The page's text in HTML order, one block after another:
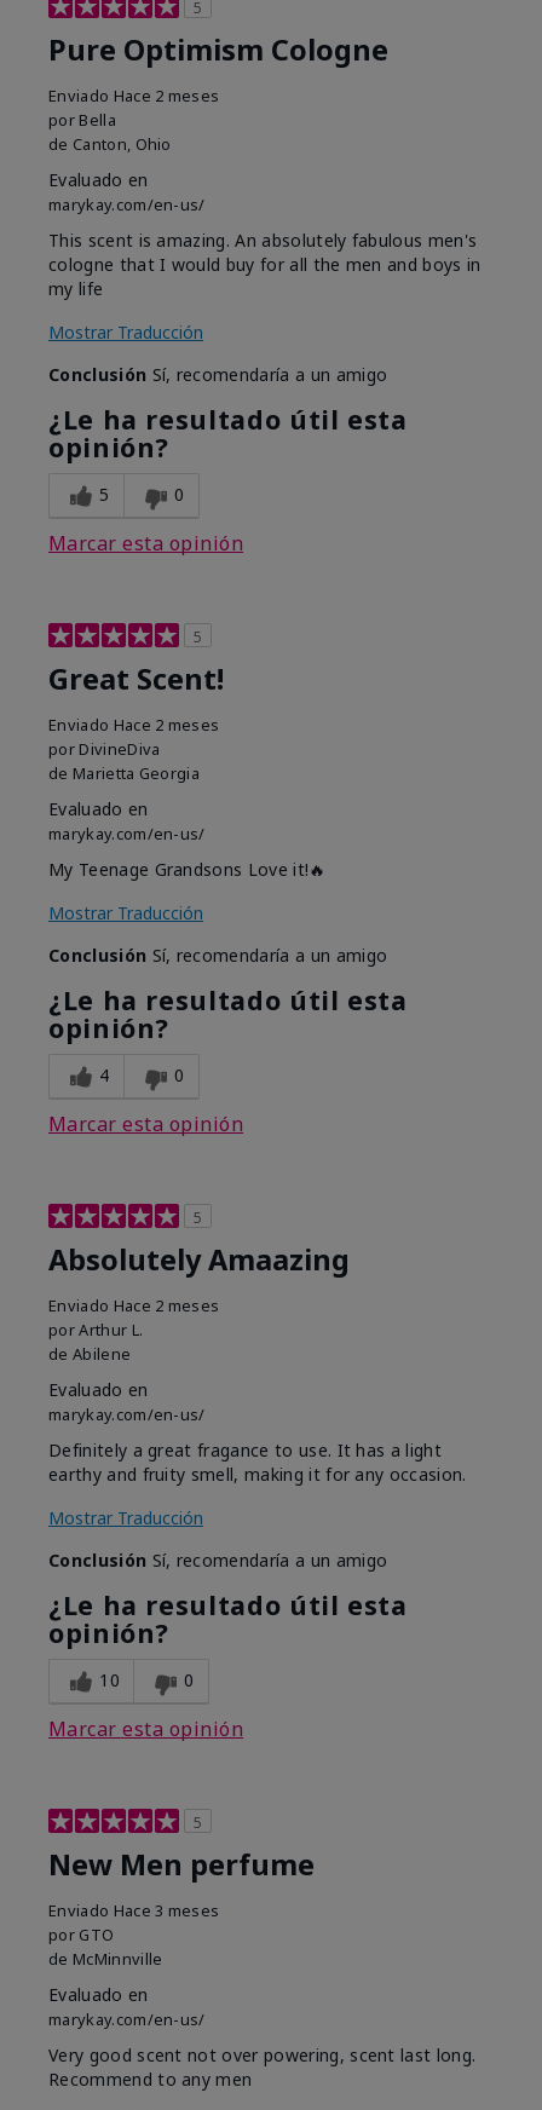
5
Pure Optimism Cologne
Enviado Hace 2 meses
por Bella
de Canton, Ohio
Evaluado en
marykay.com/en-us/
This scent is amazing. An absolutely fabulous men's
cologne that I would buy for all the men and boys in
my life
Mostrar Traducción
Conclusión Sí, recomendaría a un amigo
¿Le ha resultado útil esta
opinión?
5 0
Marcar esta opinión
5
Great Scent!
Enviado Hace 2 meses
por DivineDiva
de Marietta Georgia
Evaluado en
marykay.com/en-us/
My Teenage Grandsons Love it!🔥
Mostrar Traducción
Conclusión Sí, recomendaría a un amigo
¿Le ha resultado útil esta
opinión?
4 0
Marcar esta opinión
5
Absolutely Amaazing
Enviado Hace 2 meses
porArthur L.
de Abilene
Evaluado en
marykay.com/en-us/
Definitely a great fragance to use. It has a light
earthy and fruity smell, making it for any occasion.
Mostrar Traducción
Conclusión Sí, recomendaría a un amigo
¿Le ha resultado útil esta
opinión?
10 0
Marcar esta opinión
5
New Men perfume
Enviado Hace 3 meses
por GTO
de McMinnville
Evaluado en
marykay.com/en-us/
Very good scent not over powering, scent last long.
Recommend to any men